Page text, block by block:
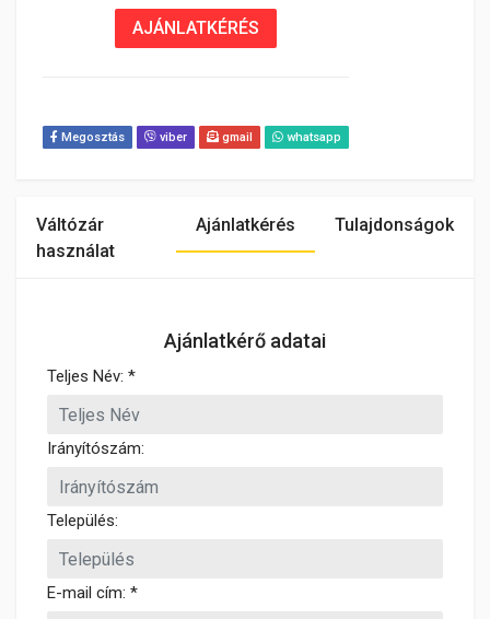
AJÁNLATKÉRÉS
Megosztás viber gmail whatsapp
Váltózár
használat
Ajánlatkérés Tulajdonságok
Ajánlatkérő adatai
Teljes Név: *
Irányítószám:
Település:
E-mail cím: *